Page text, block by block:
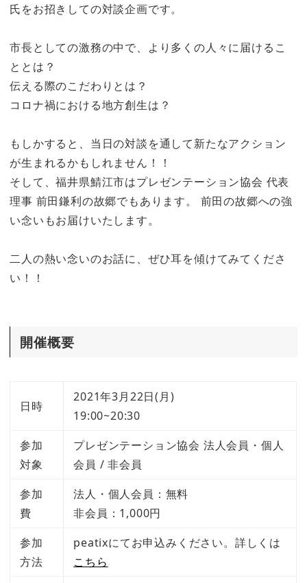
氏をお招きしての対談企画です。
市長としての激務の中で、より多くの人々に届けるこ
ととは？
伝える際のこだわりとは？
コロナ禍における地方創生は？
もしかすると、当日の対談を通して新たなアクション
が生まれるかもしれません！！
そして、福井県鯖江市はプレゼンテーション協会 代表
理事 前田鎌利の故郷でもあります。 前田の故郷への強
い念いもお届けいたします。
二人の熱い念いのお話に、ぜひ耳を傾けてみてくださ
い！！
開催概要
日時
2021年3月22日(月)
19:00~20:30
参加
対象
プレゼンテーション協会 法人会員・個人
会員 / 非会員
参加
費
法人・個人会員：無料
非会員：1,000円
参加
方法
peatixにてお申込みください。詳しくは
こちら